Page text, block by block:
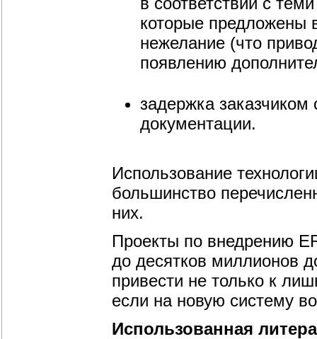
которые предложены
нежелание (что
появлению
задержка заказчиком
документации.
Использование
большинство
них.
Проекты по внедрению
до десятков миллионов
привести не только к
если на новую систему
Использованная